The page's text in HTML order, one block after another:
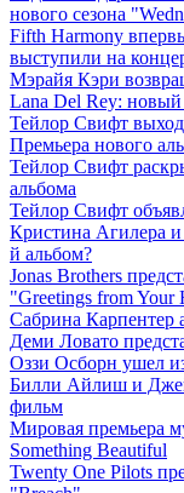
нового сезона
Fifth Harmony
выступили на
Мэрайя Кэри
Lana Del Rey: новый
Тейлор Свифт
Премьера нового
Тейлор Свифт
альбома
Тейлор Свифт
Кристина Агилера
й альбом?
Jonas Brothers
"Greetings from Your
Сабрина Карпентер
Деми Ловато
Оззи Осборн ушел
Билли Айлиш и
фильм
Мировая премьера
Something Beautiful
Twenty One Pilots